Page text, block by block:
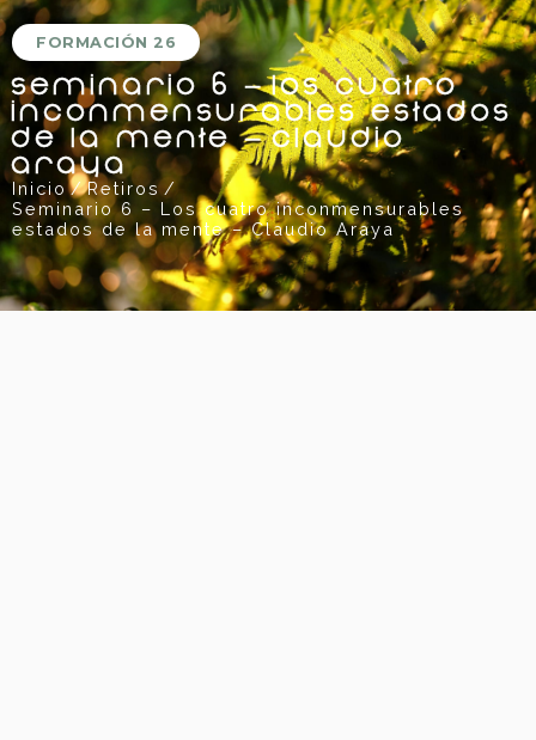
FORMACIÓN 26
Seminario 6 – Los cuatro
inconmensurables estados
de la mente – Claudio
Araya
Inicio /Retiros /
Seminario 6 – Los cuatro inconmensurables
estados de la mente – Claudio Araya